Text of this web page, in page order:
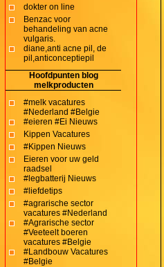
dokter on line
Benzac voor
behandeling van acne
vulgaris.
diane,anti acne pil, de
pil,anticonceptiepil
Hoofdpunten blog
melkproducten
#melk vacatures
#Nederland #Belgie
#eieren #Ei Nieuws
Kippen Vacatures
#Kippen Nieuws
Eieren voor uw geld
raadsel
#legbatterij Nieuws
#liefdetips
#agrarische sector
vacatures #Nederland
#Agrarische sector
#Veeteelt boeren
vacatures #Belgie
#Landbouw Vacatures
#Belgie